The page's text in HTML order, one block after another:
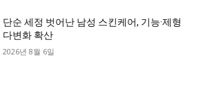
단순 세정 벗어난 남성 스킨케어, 기능·제형
다변화 확산
2026년 8월 6일